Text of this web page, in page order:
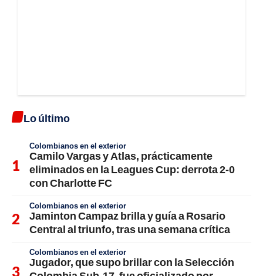
Lo último
Colombianos en el exterior
Camilo Vargas y Atlas, prácticamente
eliminados en la Leagues Cup: derrota 2-0
con Charlotte FC
Colombianos en el exterior
Jaminton Campaz brilla y guía a Rosario
Central al triunfo, tras una semana crítica
Colombianos en el exterior
Jugador, que supo brillar con la Selección